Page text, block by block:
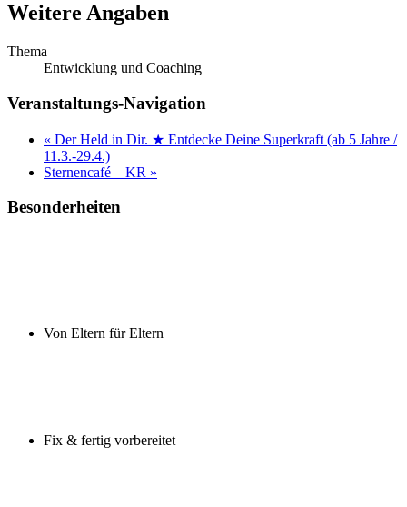
Weitere Angaben
Thema
Entwicklung und Coaching
Veranstaltungs-Navigation
« Der Held in Dir. ★ Entdecke Deine Superkraft (ab 5 Jahre /
11.3.-29.4.)
Sternencafé – KR »
Besonderheiten
Von Eltern für Eltern
Fix & fertig vorbereitet